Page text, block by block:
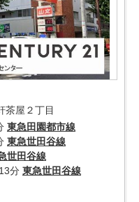
茶屋２丁目
東急田園都市線
東急世田谷線
世田谷線
分 東急世田谷線